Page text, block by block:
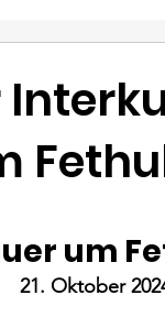
um
21. Oktober